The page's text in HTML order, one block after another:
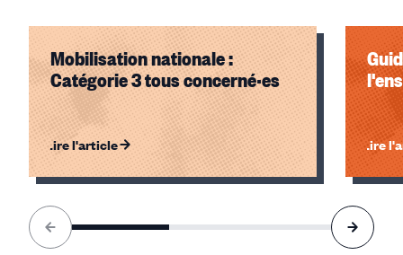
Mobilisation nationale :
Catégorie 3 tous concerné·es
Lire l'article Lire